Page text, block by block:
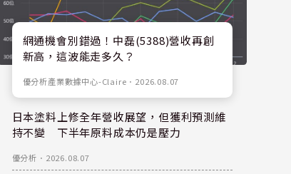
網通機會別錯過！中磊(5388)營收再創
新高，這波能走多久？
優分析產業數據中心-Claire ． 2026.08.07
日本塗料上修全年營收展望，但獲利預測維
持不變 下半年原料成本仍是壓力
優分析 ． 2026.08.07